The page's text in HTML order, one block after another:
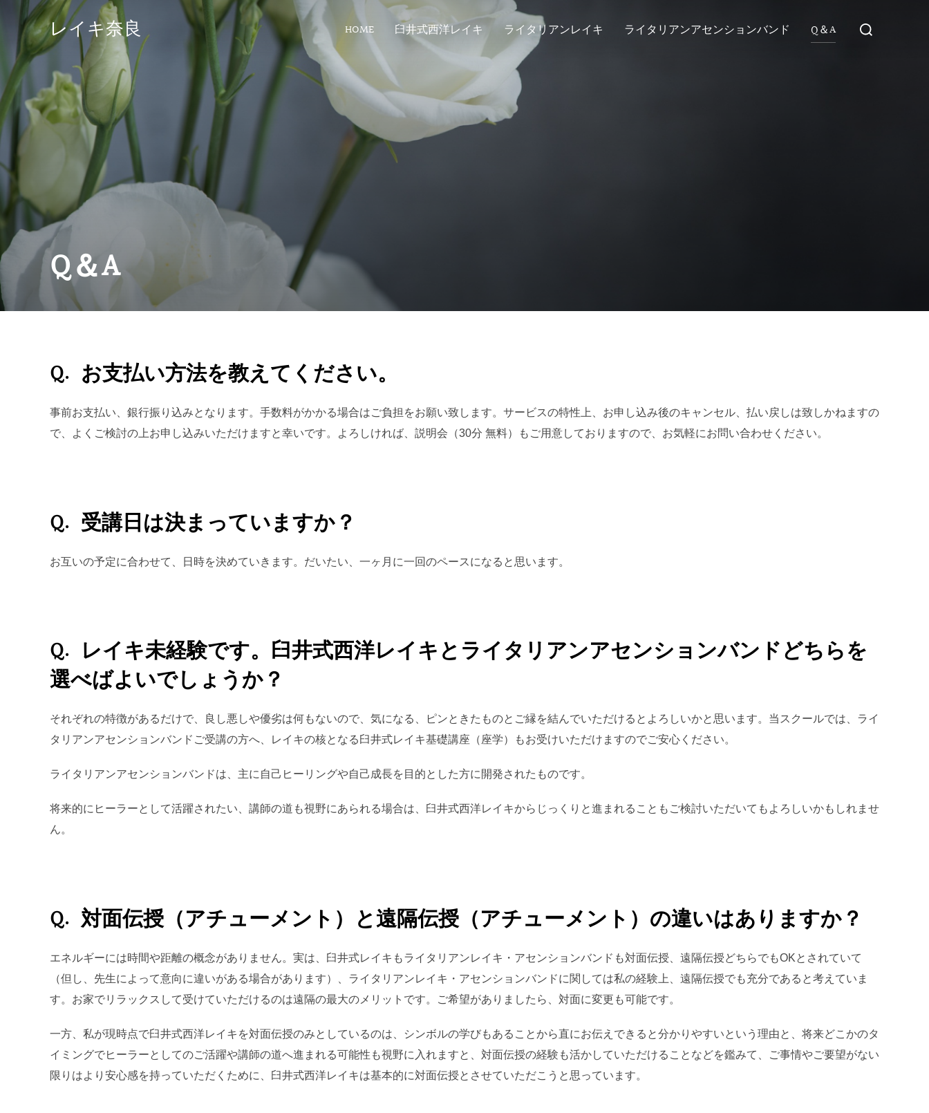
ツ
へ
ス
ッ
レイキ奈良 HOME 臼井式西洋レイキ ライタリアンレイキ ライタリアンアセンションバンド Q＆A
検
Q＆A
Q. お支払い方法を教えてください。
事前お支払い、銀行振り込みとなります。手数料がかかる場合はご負担をお願い致します。サービスの特性上、お申し込み後のキャンセル、払い戻しは致しかねますの
で、よくご検討の上お申し込みいただけますと幸いです。よろしければ、説明会（30分 無料）もご用意しておりますので、お気軽にお問い合わせください。
Q. 受講日は決まっていますか？
お互いの予定に合わせて、日時を決めていきます。だいたい、一ヶ月に一回のペースになると思います。
Q. レイキ未経験です。臼井式西洋レイキとライタリアンアセンションバンドどちらを
選べばよいでしょうか？
それぞれの特徴があるだけで、良し悪しや優劣は何もないので、気になる、ピンときたものとご縁を結んでいただけるとよろしいかと思います。当スクールでは、ライ
タリアンアセンションバンドご受講の方へ、レイキの核となる臼井式レイキ基礎講座（座学）もお受けいただけますのでご安心ください。
ライタリアンアセンションバンドは、主に自己ヒーリングや自己成長を目的とした方に開発されたものです。
将来的にヒーラーとして活躍されたい、講師の道も視野にあられる場合は、臼井式西洋レイキからじっくりと進まれることもご検討いただいてもよろしいかもしれませ
ん。
Q. 対面伝授（アチューメント）と遠隔伝授（アチューメント）の違いはありますか？
エネルギーには時間や距離の概念がありません。実は、臼井式レイキもライタリアンレイキ・アセンションバンドも対面伝授、遠隔伝授どちらでもOKとされていて
（但し、先生によって意向に違いがある場合があります）、ライタリアンレイキ・アセンションバンドに関しては私の経験上、遠隔伝授でも充分であると考えていま
す。お家でリラックスして受けていただけるのは遠隔の最大のメリットです。ご希望がありましたら、対面に変更も可能です。
一方、私が現時点で臼井式西洋レイキを対面伝授のみとしているのは、シンボルの学びもあることから直にお伝えできると分かりやすいという理由と、将来どこかのタ
イミングでヒーラーとしてのご活躍や講師の道へ進まれる可能性も視野に入れますと、対面伝授の経験も活かしていただけることなどを鑑みて、ご事情やご要望がない
限りはより安心感を持っていただくために、臼井式西洋レイキは基本的に対面伝授とさせていただこうと思っています。